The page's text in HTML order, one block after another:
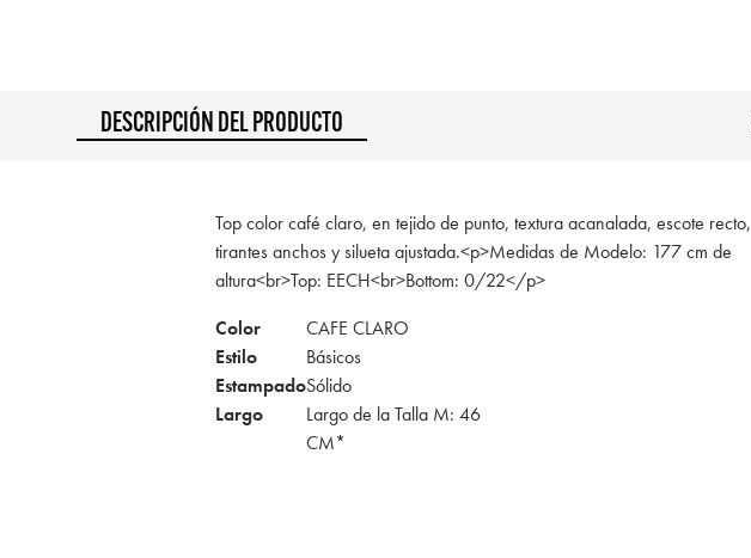
DESCRIPCIÓN DEL PRODUCTO
Top color café claro, en tejido de punto, textura acanalada, escote recto,
tirantes anchos y silueta ajustada.<p>Medidas de Modelo: 177 cm de
altura<br>Top: EECH<br>Bottom: 0/22</p>
Color
CAFE CLARO
Estilo
Básicos
EstampadoSólido
Largo
Largo de la Talla M: 46
CM*